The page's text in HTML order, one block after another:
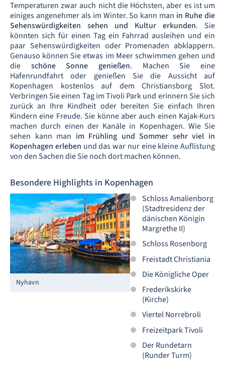
Temperaturen zwar auch nicht die Höchsten, aber es ist um
einiges angenehmer als im Winter. So kann man in Ruhe die
Sehenswürdigkeiten sehen und Kultur erkunden. Sie
könnten sich für einen Tag ein Fahrrad ausleihen und ein
paar Sehenswürdigkeiten oder Promenaden abklappern.
Genauso können Sie etwas im Meer schwimmen gehen und
die schöne Sonne genießen. Machen Sie eine
Hafenrundfahrt oder genießen Sie die Aussicht auf
Kopenhagen kostenlos auf dem Christiansborg Slot.
Verbringen Sie einen Tag im Tivoli Park und erinnern Sie sich
zurück an Ihre Kindheit oder bereiten Sie einfach Ihren
Kindern eine Freude. Sie könne aber auch einen Kajak-Kurs
machen durch einen der Kanäle in Kopenhagen. Wie Sie
sehen kann man im Frühling und Sommer sehr viel in
Kopenhagen erleben und das war nur eine kleine Auflistung
von den Sachen die Sie noch dort machen können.
Besondere Highlights in Kopenhagen
Nyhavn
Schloss Amalienborg
(Stadtresidenz der
dänischen Königin
Margrethe II)
Schloss Rosenborg
Freistadt Christiania
Die Königliche Oper
Frederikskirke
(Kirche)
Viertel Norrebroli
Freizeitpark Tivoli
Der Rundetarn
(Runder Turm)